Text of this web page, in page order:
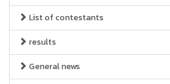
List of contestants
results
General news